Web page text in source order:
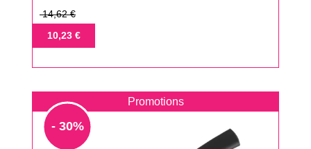
Prix
base
14,62 €
Prix10,23 €
Promotions
- 30%